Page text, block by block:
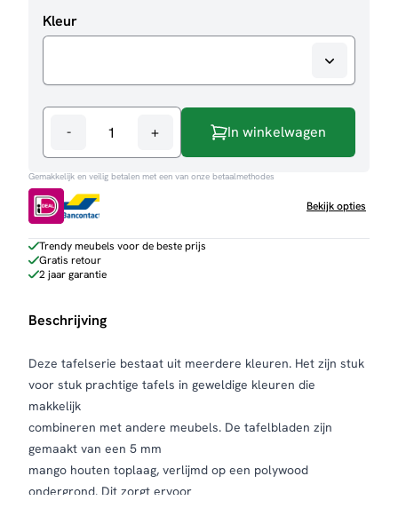
Kleur
-
Salontafel
Silvi
aantal
+ In winkelwagen
Gemakkelijk en veilig betalen met een van onze betaalmethodes
Bekijk opties
Trendy meubels voor de beste prijs
Gratis retour
2 jaar garantie
Beschrijving
Deze tafelserie bestaat uit meerdere kleuren. Het zijn stuk
voor stuk prachtige tafels in geweldige kleuren die
makkelijk
combineren met andere meubels. De tafelbladen zijn
gemaakt van een 5 mm
mango houten toplaag, verlijmd op een polywood
ondergrond. Dit zorgt ervoor